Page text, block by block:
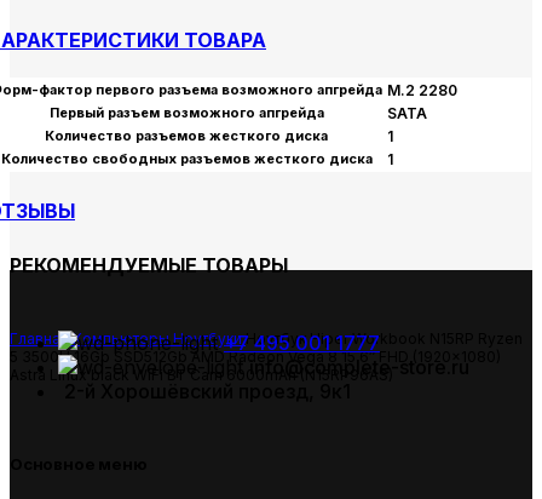
ТОВАРА
фактор первого разъема возможного апгрейда M.2 2280
Первый разъем возможного апгрейда SATA
Количество разъемов жесткого диска 1
Количество свободных разъемов жесткого диска 1
РЕКОМЕНДУЕМЫЕ ТОВАРЫ
ГлавнаяКомпьютеры НоутбукиНоутбук Hiper Workbook N15RP Ryzen
5 3500U 16Gb SSD512Gb AMD Radeon Vega 8 15.6″ FHD (1920×1080)
Astra Linux black WiFi BT Cam 6000mAh (N15RP96AS)
+7 495 001 1777